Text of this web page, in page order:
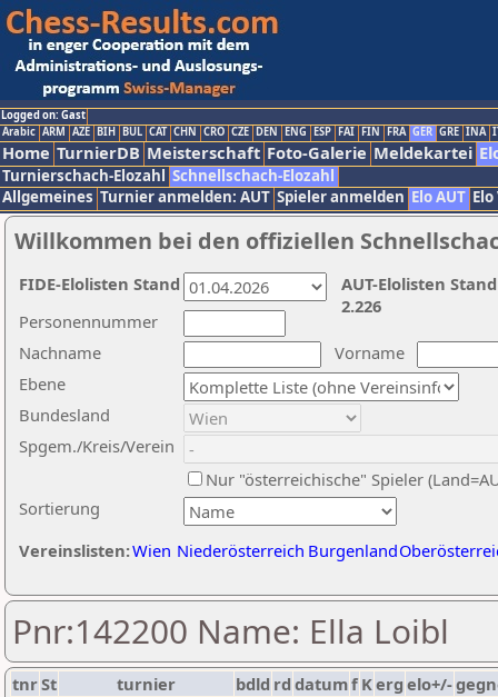
Logged on: Gast
Arabic ARM AZE BIH BUL CAT CHN CRO CZE DEN ENG ESP FAI FIN FRA GER GRE INA
Home TurnierDB Meisterschaft Foto-Galerie Meldekartei
Turnierschach-Elozahl Schnellschach-Elozahl
Allgemeines Turnier anmelden: AUT Spieler anmelden Elo AUT
Willkommen bei den offiziellen
Nachname
Vorname
Ebene
Sortierung
Personennummer
Bundesland
Spgem./Kreis/Verein
Nur "österreichische" Spieler
Vereinslisten:Wien Niederösterreich Burgenland
AUT-Elolisten
2.226
FIDE-Elolisten Stand
Pnr:142200 Name: Ella Loibl
tnrSt turnier bdld rd datumf Kerg elo+/-